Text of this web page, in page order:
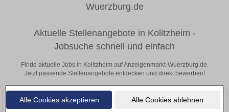
Alle Cookies akzeptieren Alle Cookies ablehnen
Wuerzburg.de
Aktuelle Stellenangebote in Kolitzheim -
Jobsuche schnell und einfach
Finde aktuelle Jobs in Kolitzheim auf Anzeigenmarkt-Wuerzburg.de.
Jetzt passende Stellenangebote entdecken und direkt bewerben!